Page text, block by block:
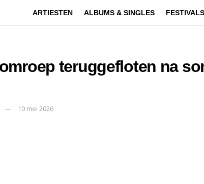
ARTIESTEN ALBUMS & SINGLES
teruggefloten na
10 mei 2026